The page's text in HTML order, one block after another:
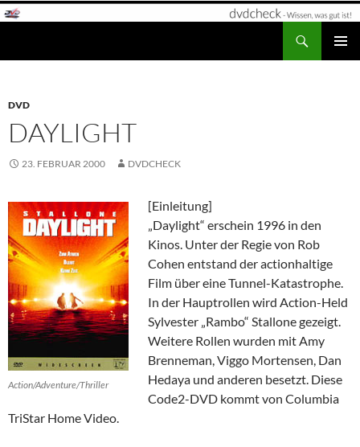
Zum
DVD
DAYLIGHT
23. FEBRUAR 2000 DVDCHECK
Action/Adventure/Thriller
[Einleitung]
„Daylight“ erschein 1996 in den
Kinos. Unter der Regie von Rob
Cohen entstand der actionhaltige
Film über eine Tunnel-Katastrophe.
In der Hauptrollen wird Action-Held
Sylvester „Rambo“ Stallone gezeigt.
Weitere Rollen wurden mit Amy
Brenneman, Viggo Mortensen, Dan
Hedaya und anderen besetzt. Diese
Code2-DVD kommt von Columbia
TriStar Home Video.